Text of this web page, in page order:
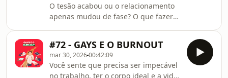
indisponível. Do outro lado, o
questionamento: será que patologizar
esse desejo não é, no fundo, uma
forma de homofobia internalizada e
preconceito contr
O tesão acabou ou o relacionamento
apenas mudou de fase? O que fazer
que assombra muitos casais gays de
longo prazo: a diminuição do desejo
sexual. Crescemos com a ideia
#72 - GAYS E O BURNOUT
mar 30, 202600:42:09
Você sente que precisa ser impecável
no trabalho, ter o corpo ideal e a vida